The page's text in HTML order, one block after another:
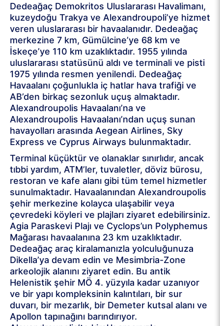
Dedeağaç Demokritos Uluslararası Havalimanı,
kuzeydoğu Trakya ve Alexandroupoli’ye hizmet
veren uluslararası bir havaalanıdır. Dedeağaç
merkezine 7 km, Gümülcine’ye 68 km ve
İskeçe’ye 110 km uzaklıktadır. 1955 yılında
uluslararası statüsünü aldı ve terminali ve pisti
1975 yılında resmen yenilendi. Dedeağaç
Havaalanı çoğunlukla iç hatlar hava trafiği ve
AB’den birkaç sezonluk uçuş almaktadır.
Alexandroupolis Havaalanı’na ve
Alexandroupolis Havaalanı’ndan uçuş sunan
havayolları arasında Aegean Airlines, Sky
Express ve Cyprus Airways bulunmaktadır.
Terminal küçüktür ve olanaklar sınırlıdır, ancak
tıbbi yardım, ATM’ler, tuvaletler, döviz bürosu,
restoran ve kafe alanı gibi tüm temel hizmetler
sunulmaktadır. Havaalanından Alexandroupolis
şehir merkezine kolayca ulaşabilir veya
çevredeki köyleri ve plajları ziyaret edebilirsiniz.
Agia Paraskevi Plajı ve Cyclops’un Polyphemus
Mağarası havaalanına 23 km uzaklıktadır.
Dedeağaç araç kiralamanızla yolculuğunuza
Dikella’ya devam edin ve Mesimbria-Zone
arkeolojik alanını ziyaret edin. Bu antik
Helenistik şehir MÖ 4. yüzyıla kadar uzanıyor
ve bir yapı kompleksinin kalıntıları, bir sur
duvarı, bir mezarlık, bir Demeter kutsal alanı ve
Apollon tapınağını barındırıyor.